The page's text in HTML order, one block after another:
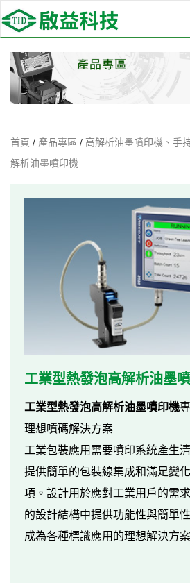
首頁 / 產品專區 / 高解析油墨噴印機、手
解析油墨噴印機
工業型熱發泡高解析油墨
工業型熱發泡高解析油墨噴印機
理想噴碼解決方案
工業包裝應用需要噴印系統產生
提供簡單的包裝線集成和滿足變
項。設計用於應對工業用戶的需求
的設計結構中提供功能性與簡單
成為各種標識應用的理想解決方